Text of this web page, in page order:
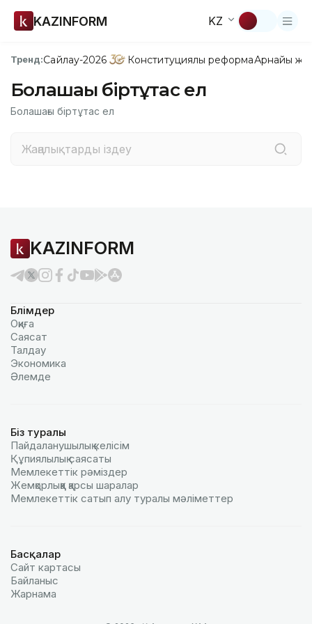
KAZINFORM KZ
Тренд:Сайлау-2026 Конституциялық реформаАрнайы
Болашағы біртұтас ел
Болашағы біртұтас ел
KAZINFORM
Бөлімдер
Оқиға
Саясат
Талдау
Экономика
Әлемде
Біз туралы
Пайдаланушылық келiciм
Құпиялылық саясаты
Мемлекеттік рәміздер
Жемқорлыққа қарсы шаралар
Мемлекеттік сатып алу туралы мәлiметтер
Басқалар
Сайт картасы
Байланыс
Жарнама